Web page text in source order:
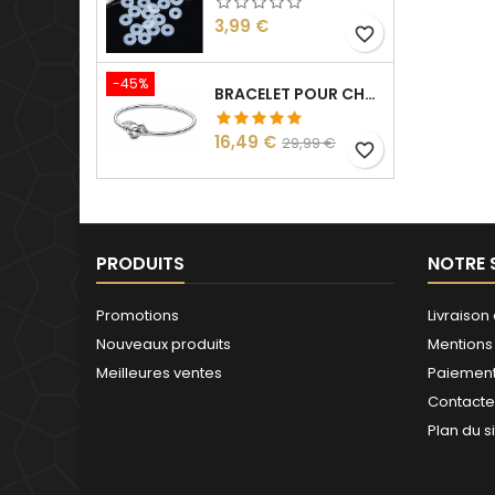
Prix
3,99 € favorite_border
-45% BRACELET POUR CHARM ARGENT HARRY VIF D'OR
Prix
16,49 € Prix
base
29,99 € favorite_border
PRODUITS
Promotions
Nouveaux produits
Meilleures ventes
NOTRE
Plan du